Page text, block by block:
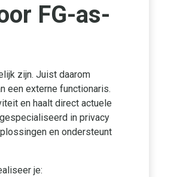
FG-as-
zijn. Juist daarom
een externe functionaris.
en haalt direct actuele
in privacy
en ondersteunt
je: